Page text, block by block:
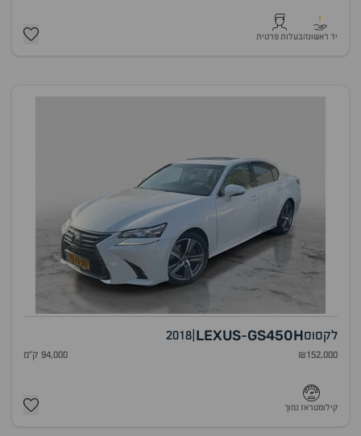
1
יד ראשונהבעלות פרטית
לקסוס LEXUS-GS450H
2018
₪152,000 94,000 ק"מ
קילומטראז נמוך